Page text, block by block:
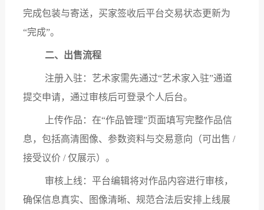
完成包装与寄送，买家签收后平台交易状态更新为
“完成”。
二、出售流程
注册入驻：艺术家需先通过“艺术家入驻”通道
提交申请，通过审核后可登录个人后台。
上传作品：在“作品管理”页面填写完整作品信
息，包括高清图像、参数资料与交易意向（可出售 /
接受议价 / 仅展示）。
审核上线：平台编辑将对作品内容进行审核，
确保信息真实、图像清晰、规范合法后安排上线展